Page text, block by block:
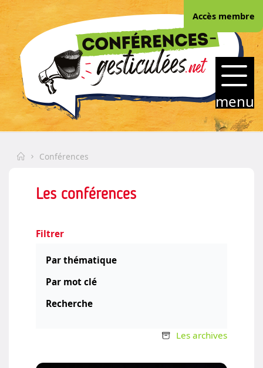
Skip
content
CONFERENCES-
GESTICULEES.NET
menu
Accès membre
HomeConférences
Les conférences
Filtrer
Par thématique
Par mot clé
Recherche
Les archives